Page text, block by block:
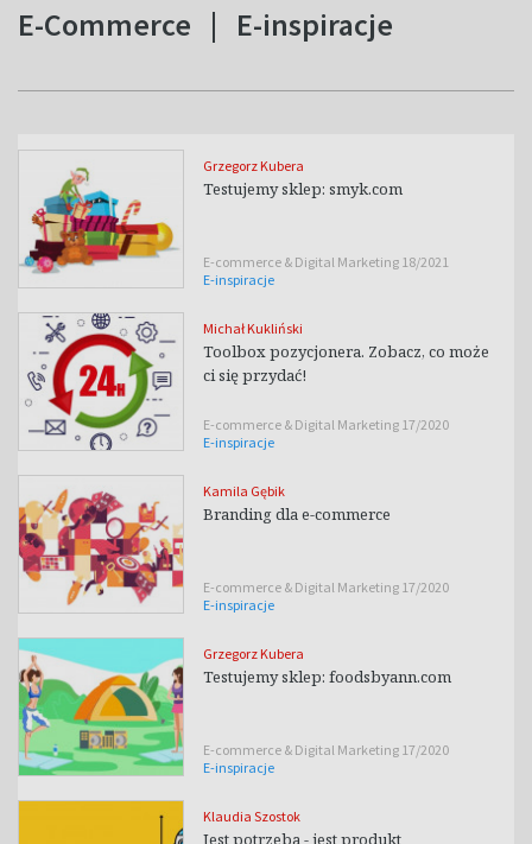
E-Commerce | E-inspiracje
Grzegorz Kubera
Testujemy sklep: smyk.com
E-commerce & Digital Marketing 18/2021
E-inspiracje
Michał Kukliński
Toolbox pozycjonera. Zobacz, co może
ci się przydać!
E-commerce & Digital Marketing 17/2020
E-inspiracje
Kamila Gębik
Branding dla e-commerce
E-commerce & Digital Marketing 17/2020
E-inspiracje
Grzegorz Kubera
Testujemy sklep: foodsbyann.com
E-commerce & Digital Marketing 17/2020
E-inspiracje
Klaudia Szostok
Jest potrzeba - jest produkt